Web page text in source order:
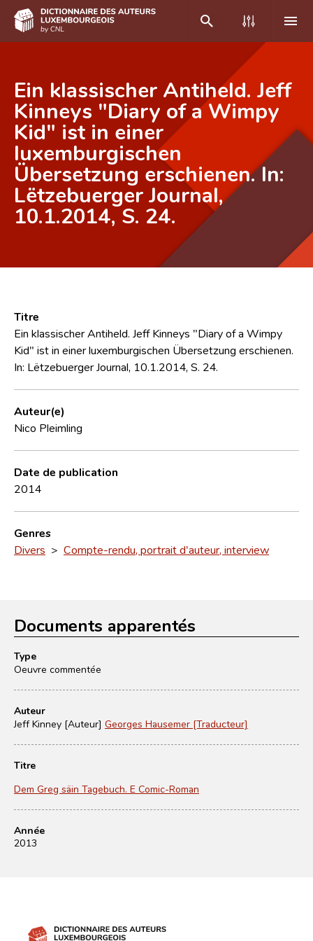
DE FR
Accueil
Auteur(e)s A-Z
Recherche avancée
Foire aux questions
Équipe scientifique
Ein klassischer Antiheld. Jeff
Kinneys "Diary of a Wimpy
Kid" ist in einer
luxemburgischen
Übersetzung erschienen. In:
Lëtzebuerger Journal,
10.1.2014, S. 24.
Titre
Ein klassischer Antiheld. Jeff Kinneys "Diary of a Wimpy
Kid" ist in einer luxemburgischen Übersetzung erschienen.
In: Lëtzebuerger Journal, 10.1.2014, S. 24.
Auteur(e)
Nico Pleimling
Date de publication
2014
Genres
Divers > Compte-rendu, portrait d'auteur, interview
Documents apparentés
Type
Oeuvre commentée
Auteur
Jeff Kinney [Auteur] Georges Hausemer [Traducteur]
Titre
Dem Greg säin Tagebuch. E Comic-Roman
Année
2013